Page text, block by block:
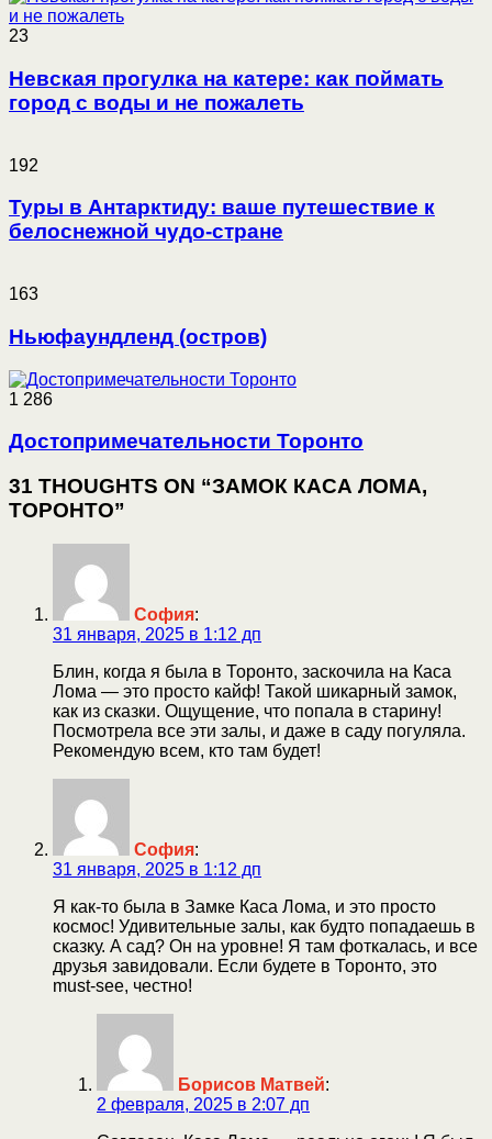
23
Невская прогулка на катере: как поймать
город с воды и не пожалеть
192
Туры в Антарктиду: ваше путешествие к
белоснежной чудо-стране
163
Ньюфаундленд (остров)
1 286
Достопримечательности Торонто
31 THOUGHTS ON “ЗАМОК КАСА ЛОМА,
ТОРОНТО”
София:
31 января, 2025 в 1:12 дп
Блин, когда я была в Торонто, заскочила на Каса
Лома — это просто кайф! Такой шикарный замок,
как из сказки. Ощущение, что попала в старину!
Посмотрела все эти залы, и даже в саду погуляла.
Рекомендую всем, кто там будет!
София:
31 января, 2025 в 1:12 дп
Я как-то была в Замке Каса Лома, и это просто
космос! Удивительные залы, как будто попадаешь в
сказку. А сад? Он на уровне! Я там фоткалась, и все
друзья завидовали. Если будете в Торонто, это
must-see, честно!
Борисов Матвей:
2 февраля, 2025 в 2:07 дп